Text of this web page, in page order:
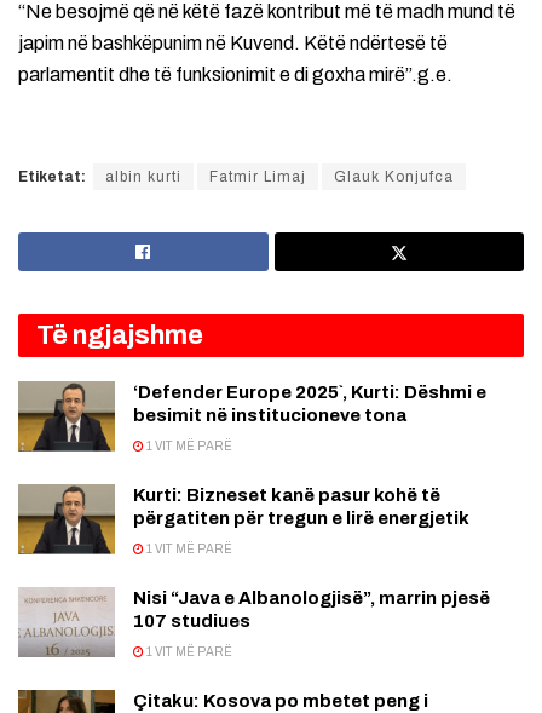
“Ne besojmë që në këtë fazë kontribut më të madh mund të
japim në bashkëpunim në Kuvend. Këtë ndërtesë të
parlamentit dhe të funksionimit e di goxha mirë”.g.e.
Etiketat: albin kurti Fatmir Limaj Glauk Konjufca
Të ngjajshme
‘Defender Europe 2025`, Kurti: Dëshmi e
besimit në institucioneve tona
1 VIT MË PARË
Kurti: Bizneset kanë pasur kohë të
përgatiten për tregun e lirë energjetik
1 VIT MË PARË
Nisi “Java e Albanologjisë”, marrin pjesë
107 studiues
1 VIT MË PARË
Çitaku: Kosova po mbetet peng i